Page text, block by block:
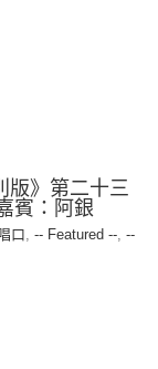
版》第二十三
賓：阿銀
口, -- Featured --, --